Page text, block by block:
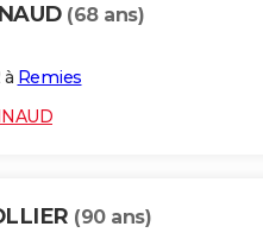
(68 ans)
à Remies
(90 ans)